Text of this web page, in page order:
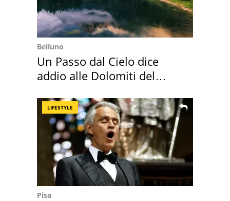
Belluno
Un Passo dal Cielo dice
addio alle Dolomiti del
LIFESTYLE
Pisa